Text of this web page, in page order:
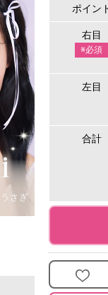
ポイン
右目
※必須
左目
合計